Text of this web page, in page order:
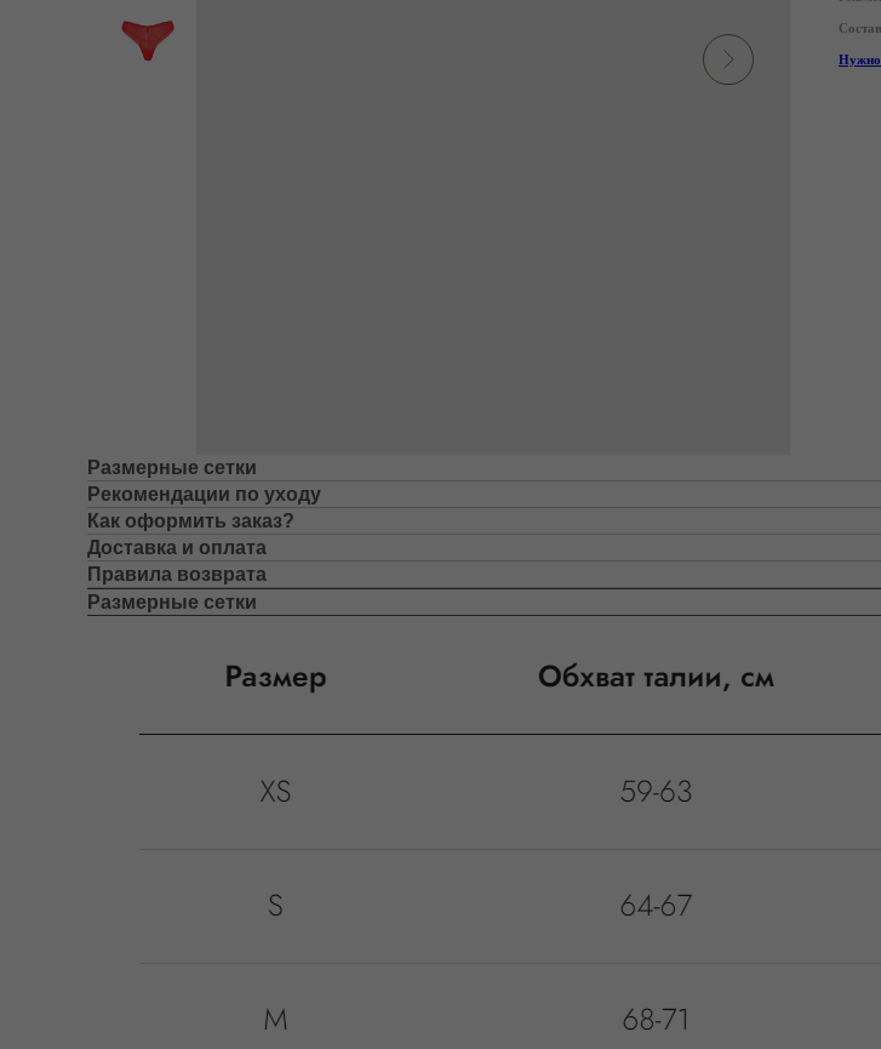
Размерные сетки
Рекомендации по уходу
Как оформить заказ?
Доставка и оплата
Правила возврата
Размерные сетки